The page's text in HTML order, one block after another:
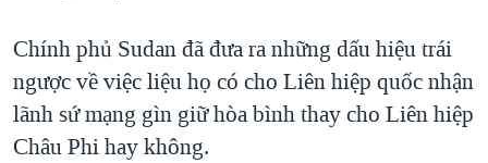
Chính phủ Sudan đã đưa ra những dấu hiệu trái
ngược về việc liệu họ có cho Liên hiệp quốc nhận
lãnh sứ mạng gìn giữ hòa bình thay cho Liên hiệp
Châu Phi hay không.